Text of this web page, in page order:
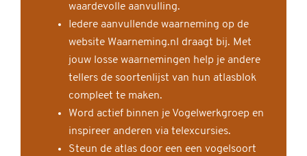
waardevolle aanvulling.
Iedere aanvullende waarneming op de
website Waarneming.nl draagt bij. Met
jouw losse waarnemingen help je andere
tellers de soortenlijst van hun atlasblok
compleet te maken.
Word actief binnen je Vogelwerkgroep en
inspireer anderen via telexcursies.
Steun de atlas door een een vogelsoort